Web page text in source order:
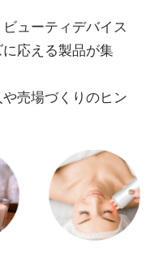
ューティデバイス
応える製品が集
売場づくりのヒン